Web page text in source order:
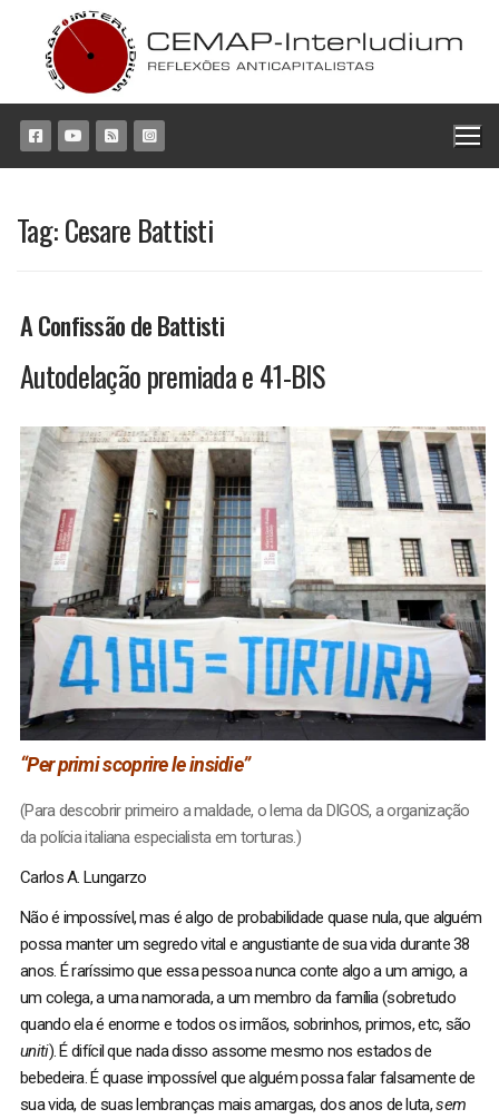
conteúdo
Tag:Cesare Battisti
A Confissão de Battisti
Autodelação premiada e 41-BIS
“Per primi scoprire le insidie”
(Para descobrir primeiro a maldade, o lema da DIGOS, a organização
da polícia italiana especialista em torturas.)
Carlos A. Lungarzo
Não é impossível, mas é algo de probabilidade quase nula, que alguém
possa manter um segredo vital e angustiante de sua vida durante 38
anos. É raríssimo que essa pessoa nunca conte algo a um amigo, a
um colega, a uma namorada, a um membro da família (sobretudo
quando ela é enorme e todos os irmãos, sobrinhos, primos, etc, são
uniti). É difícil que nada disso assome mesmo nos estados de
bebedeira. É quase impossível que alguém possa falar falsamente de
sua vida, de suas lembranças mais amargas, dos anos de luta,sem